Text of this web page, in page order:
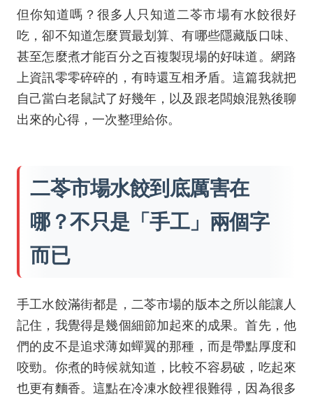
但你知道嗎？很多人只知道二苓市場有水餃很好
吃，卻不知道怎麼買最划算、有哪些隱藏版口味、
甚至怎麼煮才能百分之百複製現場的好味道。網路
上資訊零零碎碎的，有時還互相矛盾。這篇我就把
自己當白老鼠試了好幾年，以及跟老闆娘混熟後聊
出來的心得，一次整理給你。
二苓市場水餃到底厲害在
哪？不只是「手工」兩個字
而已
手工水餃滿街都是，二苓市場的版本之所以能讓人
記住，我覺得是幾個細節加起來的成果。首先，他
們的皮不是追求薄如蟬翼的那種，而是帶點厚度和
咬勁。你煮的時候就知道，比較不容易破，吃起來
也更有麵香。這點在冷凍水餃裡很難得，因為很多